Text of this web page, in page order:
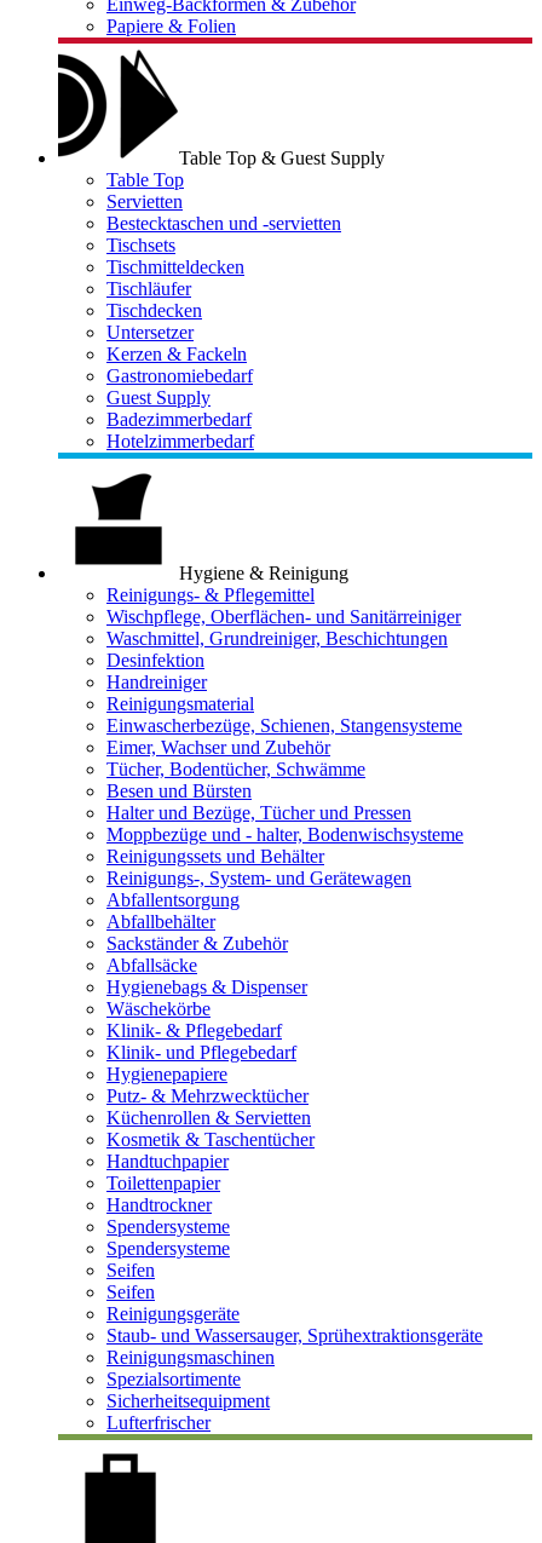
Einweg-Backformen & Zubehör
Papiere & Folien
Table Top & Guest Supply
Table Top
Servietten
Bestecktaschen und -servietten
Tischsets
Tischmitteldecken
Tischläufer
Tischdecken
Untersetzer
Kerzen & Fackeln
Gastronomiebedarf
Guest Supply
Badezimmerbedarf
Hotelzimmerbedarf
Hygiene & Reinigung
Reinigungs- & Pflegemittel
Wischpflege, Oberflächen- und Sanitärreiniger
Waschmittel, Grundreiniger, Beschichtungen
Desinfektion
Handreiniger
Reinigungsmaterial
Einwascherbezüge, Schienen, Stangensysteme
Eimer, Wachser und Zubehör
Tücher, Bodentücher, Schwämme
Besen und Bürsten
Halter und Bezüge, Tücher und Pressen
Moppbezüge und - halter, Bodenwischsysteme
Reinigungssets und Behälter
Reinigungs-, System- und Gerätewagen
Abfallentsorgung
Abfallbehälter
Sackständer & Zubehör
Abfallsäcke
Hygienebags & Dispenser
Wäschekörbe
Klinik- & Pflegebedarf
Klinik- und Pflegebedarf
Hygienepapiere
Putz- & Mehrzwecktücher
Küchenrollen & Servietten
Kosmetik & Taschentücher
Handtuchpapier
Toilettenpapier
Handtrockner
Spendersysteme
Spendersysteme
Seifen
Seifen
Reinigungsgeräte
Staub- und Wassersauger, Sprühextraktionsgeräte
Reinigungsmaschinen
Spezialsortimente
Sicherheitsequipment
Lufterfrischer